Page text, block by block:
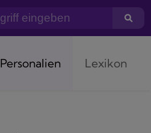
Personalien Lexikon